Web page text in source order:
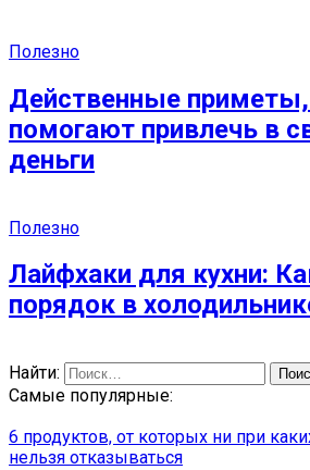
Полезно
Действенные
помогают привлечь в
деньги
Полезно
Лайфхаки для кухни:
порядок в
Найти:
Самые популярные:
6 продуктов, от которых ни при
нельзя отказываться